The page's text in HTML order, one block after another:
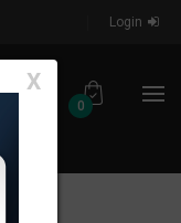
Login
0
X